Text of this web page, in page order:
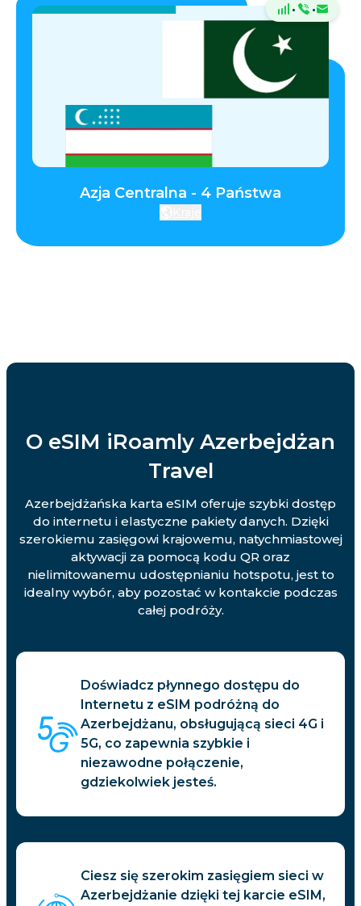
· ·
Azja Centralna - 4 Państwa
O eSIM iRoamly Azerbejdżan
Travel
Azerbejdżańska karta eSIM oferuje szybki dostęp
do internetu i elastyczne pakiety danych. Dzięki
szerokiemu zasięgowi krajowemu, natychmiastowej
aktywacji za pomocą kodu QR oraz
nielimitowanemu udostępnianiu hotspotu, jest to
idealny wybór, aby pozostać w kontakcie podczas
całej podróży.
Doświadcz płynnego dostępu do
Internetu z eSIM podróżną do
Azerbejdżanu, obsługującą sieci 4G i
5G, co zapewnia szybkie i
niezawodne połączenie,
gdziekolwiek jesteś.
Ciesz się szerokim zasięgiem sieci w
Azerbejdżanie dzięki tej karcie eSIM,